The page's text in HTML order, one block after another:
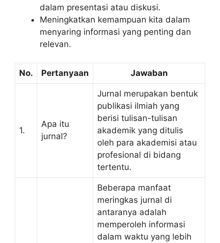
dalam presentasi atau diskusi.
Meningkatkan kemampuan kita dalam
menyaring informasi yang penting dan
relevan.
No. Pertanyaan Jawaban
1.
Apa itu
jurnal?
Jurnal merupakan bentuk
publikasi ilmiah yang
berisi tulisan-tulisan
akademik yang ditulis
oleh para akademisi atau
profesional di bidang
tertentu.
Beberapa manfaat
meringkas jurnal di
antaranya adalah
memperoleh informasi
dalam waktu yang lebih